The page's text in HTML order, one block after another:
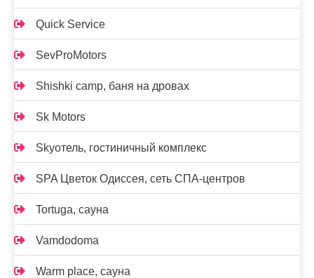
Quick Service
SevProMotors
Shishki camp, баня на дровах
Sk Motors
Skyотель, гостиничный комплекс
SPA Цветок Одиссея, сеть СПА-центров
Tortuga, сауна
Vamdodoma
Warm place, сауна